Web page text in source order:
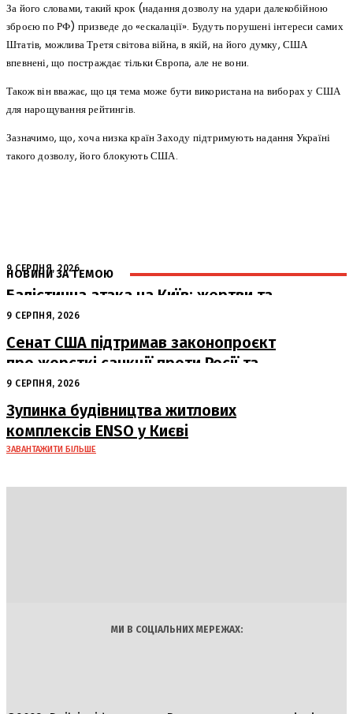
За його словами, такий крок (надання дозволу на удари далекобійною
зброєю по РФ) призведе до «ескалації». Будуть порушені інтереси самих
Штатів, можлива Третя світова війна, в якій, на його думку, США
впевнені, що постраждає тільки Європа, але не вони.
Також він вважає, що ця тема може бути використана на виборах у США
для нарощування рейтингів.
Зазначимо, що, хоча низка країн Заходу підтримують надання Україні
такого дозволу, його блокують США.
НОВИНИ ЗА ТЕМОЮ
9 СЕРПНЯ, 2026
Балістична атака на Київ: жертви та
руйнування
9 СЕРПНЯ, 2026
Сенат США підтримав законопроєкт
про жорсткі санкції проти Росії та
Ірану
9 СЕРПНЯ, 2026
Зупинка будівництва житлових
комплексів ENSO у Києві
ЗАВАНТАЖИТИ БІЛЬШЕ
МИ В СОЦІАЛЬНИХ МЕРЕЖАХ: